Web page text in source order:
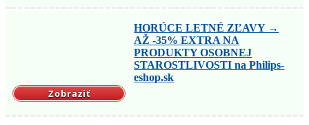
HORÚCE LETNÉ ZĽAVY →
AŽ -35% EXTRA NA
PRODUKTY OSOBNEJ
STAROSTLIVOSTI na Philips-
eshop.sk
Zobraziť